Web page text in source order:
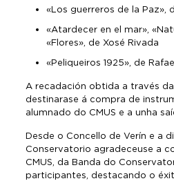
«Los guerreros de la Paz»,
«Atardecer en el mar»,
«Flores», de Xosé Rivada
«Peliqueiros 1925», de
A recadación obtida a través
destinarase á compra de
alumnado do CMUS e a unha
Desde o Concello de Verín e a
Conservatorio agradeceuse a
CMUS, da Banda do
participantes, destacando o